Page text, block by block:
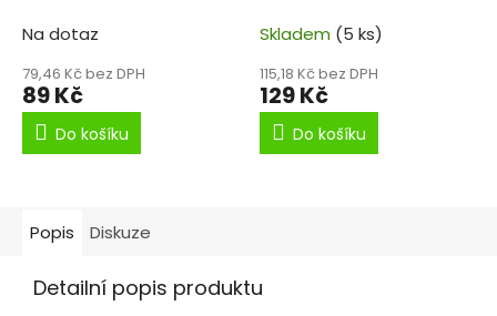
Na dotaz
79,46 Kč bez DPH
89 Kč
Do košíku
dip.
Skladem (5 ks)
115,18 Kč bez DPH
129 Kč
Do košíku
Popis Diskuze
Detailní popis produktu